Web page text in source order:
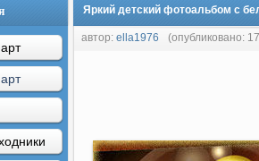
Яркий детский фотоальбом с
автор: ella1976 (опубликовано: